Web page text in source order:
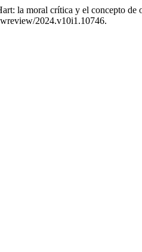
la moral crítica y el concepto
2024.v10i1.10746.